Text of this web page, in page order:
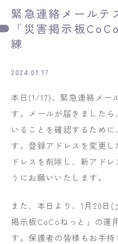
緊急連絡メールテ
「災害掲示板
練
2024.01.17
本日(1/17)、緊急連絡メー
す。メールが届きました
いることを確認するため
す。登録アドレスを変更
ドレスを削除し、新アド
うにお願いいたします。
また、本日より、1月20日
掲示板CoCoねっと」の運
す。保護者の皆様もお手